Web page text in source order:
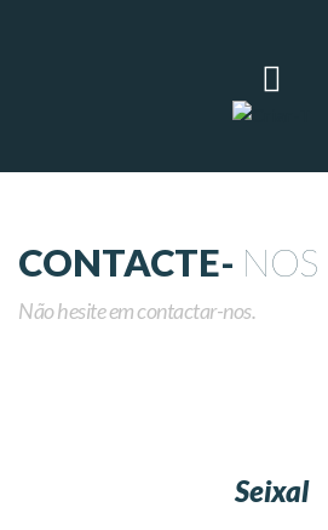
CONTACTE- NOS
Não hesite em contactar-nos.
Seixal